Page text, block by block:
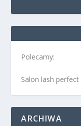
Polecamy:
Salon lash
ARCHIWA